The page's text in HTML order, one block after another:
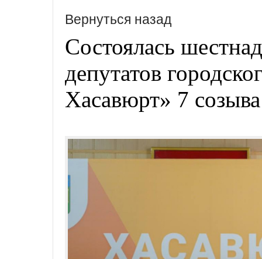
Вернуться назад
Состоялась
депутатов
Хасавюрт» 7 созыва